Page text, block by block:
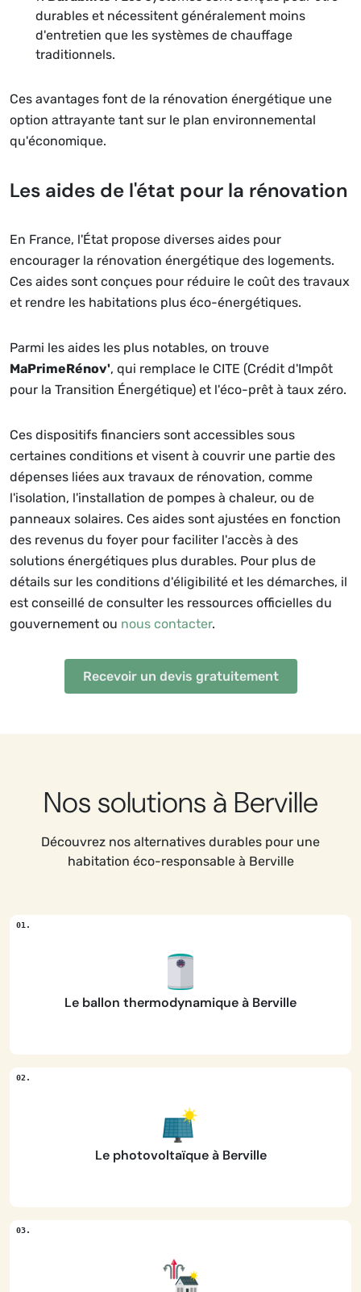
durables et nécessitent généralement moins
d'entretien que les systèmes de chauffage
traditionnels.
Ces avantages font de la rénovation énergétique une
option attrayante tant sur le plan environnemental
qu'économique.
Les aides de l'état pour la rénovation
En France, l'État propose diverses aides pour
encourager la rénovation énergétique des logements.
Ces aides sont conçues pour réduire le coût des travaux
et rendre les habitations plus éco-énergétiques.
Parmi les aides les plus notables, on trouve
MaPrimeRénov', qui remplace le CITE (Crédit d'Impôt
pour la Transition Énergétique) et l'éco-prêt à taux zéro.
Ces dispositifs financiers sont accessibles sous
certaines conditions et visent à couvrir une partie des
dépenses liées aux travaux de rénovation, comme
l'isolation, l'installation de pompes à chaleur, ou de
panneaux solaires. Ces aides sont ajustées en fonction
des revenus du foyer pour faciliter l'accès à des
solutions énergétiques plus durables. Pour plus de
détails sur les conditions d'éligibilité et les démarches, il
est conseillé de consulter les ressources officielles du
gouvernement ou nous contacter.
Recevoir un devis gratuitement
Nos solutions à Berville
Découvrez nos alternatives durables pour une
habitation éco-responsable à Berville
Le ballon thermodynamique à Berville
Le photovoltaïque à Berville